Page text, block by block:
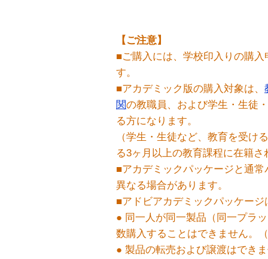
【ご注意】
■ご購入には、学校印入りの購
す。
■アカデミック版の購入対象は、
関の教職員、および学生・生徒
る方になります。
（学生・生徒など、教育を受け
る3ヶ月以上の教育課程に在籍
■アカデミックパッケージと通
異なる場合があります。
■アドビアカデミックパッケージ
● 同一人が同一製品（同一プラ
数購入することはできません。
● 製品の転売および譲渡はでき